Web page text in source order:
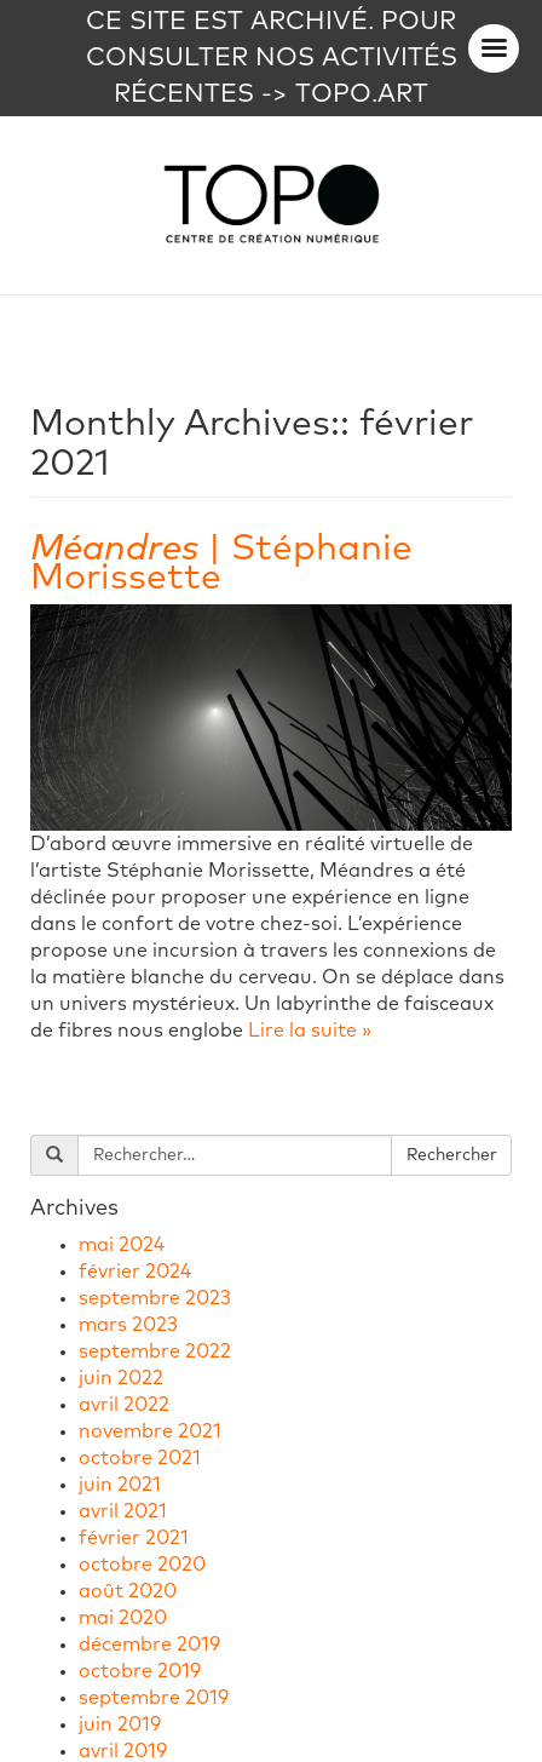
CE SITE EST ARCHIVÉ. POUR
CONSULTER NOS ACTIVITÉS
RÉCENTES -> TOPO.ART
Monthly Archives:: février
2021
Méandres | Stéphanie
Morissette
D’abord œuvre immersive en réalité virtuelle de
l’artiste Stéphanie Morissette, Méandres a été
déclinée pour proposer une expérience en ligne
dans le confort de votre chez-soi. L’expérience
propose une incursion à travers les connexions de
la matière blanche du cerveau. On se déplace dans
un univers mystérieux. Un labyrinthe de faisceaux
de fibres nous englobe Lire la suite »
Archives
mai 2024
février 2024
septembre 2023
mars 2023
septembre 2022
juin 2022
avril 2022
novembre 2021
octobre 2021
juin 2021
avril 2021
février 2021
octobre 2020
août 2020
mai 2020
décembre 2019
octobre 2019
septembre 2019
juin 2019
avril 2019